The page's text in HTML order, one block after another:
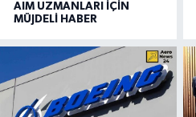
AIM UZMANLARI İÇİN
MÜJDELİ HABER